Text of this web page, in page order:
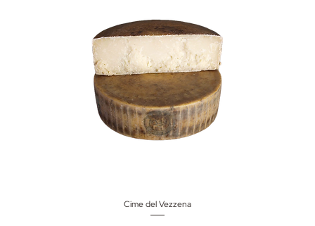
Cime del Vezzena